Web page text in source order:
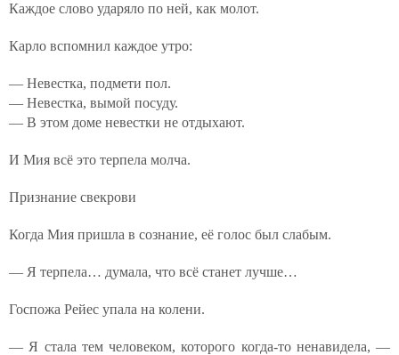
Каждое слово ударяло по ней, как молот.
Карло вспомнил каждое утро:
— Невестка, подмети пол.
— Невестка, вымой посуду.
— В этом доме невестки не отдыхают.
И Мия всё это терпела молча.
Признание свекрови
Когда Мия пришла в сознание, её голос был слабым.
— Я терпела… думала, что всё станет лучше…
Госпожа Рейес упала на колени.
— Я стала тем человеком, которого когда-то ненавидела, —